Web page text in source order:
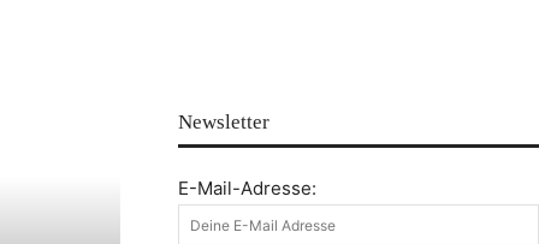
Newsletter
E-Mail-Adresse: